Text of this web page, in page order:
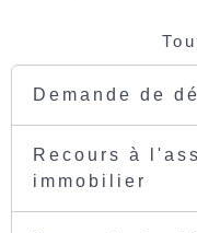
Demande de
Recours à
immobilier